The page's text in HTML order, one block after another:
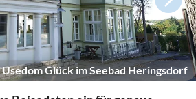
Glück im Seebad Heringsdorf